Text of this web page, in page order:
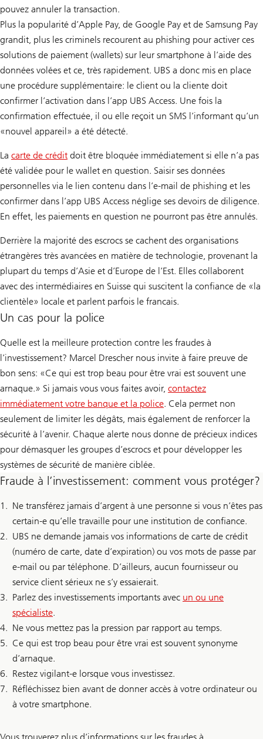
pouvez annuler la transaction.
Plus la popularité d’Apple Pay, de Google Pay et de Samsung Pay
grandit, plus les criminels recourent au phishing pour activer ces
solutions de paiement (wallets) sur leur smartphone à l’aide des
données volées et ce, très rapidement. UBS a donc mis en place
une procédure supplémentaire: le client ou la cliente doit
confirmer l’activation dans l’app UBS Access. Une fois la
confirmation effectuée, il ou elle reçoit un SMS l’informant qu’un
«nouvel appareil» a été détecté.
La carte de crédit doit être bloquée immédiatement si elle n’a pas
été validée pour le wallet en question. Saisir ses données
personnelles via le lien contenu dans l’e-mail de phishing et les
confirmer dans l’app UBS Access néglige ses devoirs de diligence.
En effet, les paiements en question ne pourront pas être annulés.
Derrière la majorité des escrocs se cachent des organisations
étrangères très avancées en matière de technologie, provenant la
plupart du temps d’Asie et d’Europe de l’Est. Elles collaborent
avec des intermédiaires en Suisse qui suscitent la confiance de «la
clientèle» locale et parlent parfois le francais.
Un cas pour la police
Quelle est la meilleure protection contre les fraudes à
l’investissement? Marcel Drescher nous invite à faire preuve de
bon sens: «Ce qui est trop beau pour être vrai est souvent une
arnaque.» Si jamais vous vous faites avoir, contactez
immédiatement votre banque et la police. Cela permet non
seulement de limiter les dégâts, mais également de renforcer la
sécurité à l’avenir. Chaque alerte nous donne de précieux indices
pour démasquer les groupes d’escrocs et pour développer les
systèmes de sécurité de manière ciblée.
Fraude à l’investissement: comment vous protéger?
Ne transférez jamais d’argent à une personne si vous n’êtes pas
certain-e qu’elle travaille pour une institution de confiance.
UBS ne demande jamais vos informations de carte de crédit
(numéro de carte, date d’expiration) ou vos mots de passe par
e-mail ou par téléphone. D’ailleurs, aucun fournisseur ou
service client sérieux ne s’y essaierait.
Parlez des investissements importants avec un ou une
spécialiste.
Ne vous mettez pas la pression par rapport au temps.
Ce qui est trop beau pour être vrai est souvent synonyme
d’arnaque.
Restez vigilant-e lorsque vous investissez.
Réfléchissez bien avant de donner accès à votre ordinateur ou
à votre smartphone.